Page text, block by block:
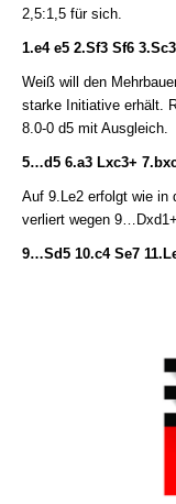
2,5:1,5 für sich.
1.e4 e5 2.Sf3 Sf6
Weiß will den
starke Initiative erhält.
8.0-0 d5 mit Ausgleich.
5…d5 6.a3 Lxc3+
Auf 9.Le2 erfolgt wie
verliert wegen
9…Sd5 10.c4 Se7